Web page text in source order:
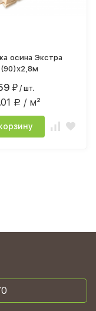
осина Экстра
₽ / шт.
Р / м²